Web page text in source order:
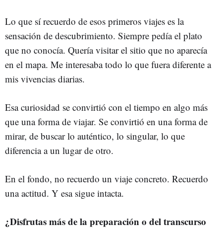
Lo que sí recuerdo de esos primeros viajes es la
sensación de descubrimiento. Siempre pedía el plato
que no conocía. Quería visitar el sitio que no aparecía
en el mapa. Me interesaba todo lo que fuera diferente a
mis vivencias diarias.
Esa curiosidad se convirtió con el tiempo en algo más
que una forma de viajar. Se convirtió en una forma de
mirar, de buscar lo auténtico, lo singular, lo que
diferencia a un lugar de otro.
En el fondo, no recuerdo un viaje concreto. Recuerdo
una actitud. Y esa sigue intacta.
¿Disfrutas más de la preparación o del transcurso